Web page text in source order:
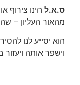
ס.א.ל הינו צירוף
מהאור העליון –
הוא יסייע לנו
וישפר אותה